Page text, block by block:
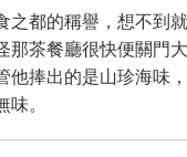
之都的稱譽，想不到
那茶餐廳很快便關門
他捧出的是山珍海味
。